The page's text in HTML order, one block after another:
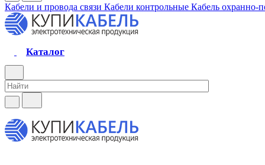
Кабели и провода связи Кабели контрольные Кабель охранно-
Каталог